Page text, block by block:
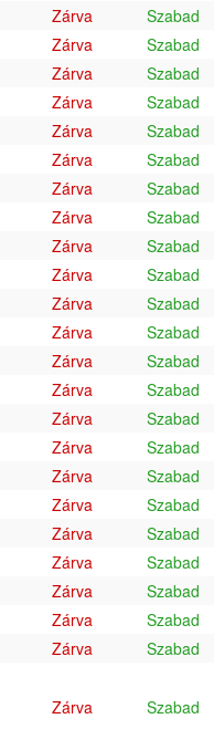
Zárva
Szabad
Zárva
Szabad
Zárva
Szabad
Zárva
Szabad
Zárva
Szabad
Zárva
Szabad
Zárva
Szabad
Zárva
Szabad
Zárva
Szabad
Zárva
Szabad
Zárva
Szabad
Zárva
Szabad
Zárva
Szabad
Zárva
Szabad
Zárva
Szabad
Zárva
Szabad
Zárva
Szabad
Zárva
Szabad
Zárva
Szabad
Zárva
Szabad
Zárva
Szabad
Zárva
Szabad
Zárva
Szabad
Zárva Szabad